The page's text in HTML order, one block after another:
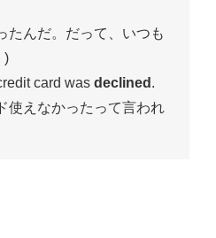
たんだ。だって、いつも
)
card was declined .
使えなかったって言われ